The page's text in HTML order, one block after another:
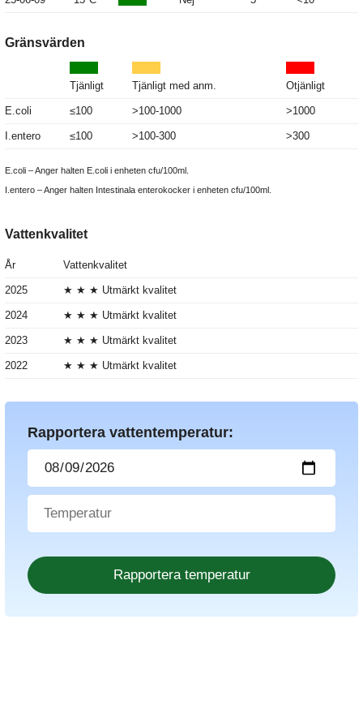
Gränsvärden
Tjänligt Tjänligt med anm. Otjänligt
E.coli ≤100 >100-1000 >1000
I.entero ≤100 >100-300 >300
E.coli – Anger halten E.coli i enheten cfu/100ml.
I.entero – Anger halten Intestinala enterokocker i enheten cfu/100ml.
Vattenkvalitet
År Vattenkvalitet
2025 ★ ★ ★ Utmärkt kvalitet
2024 ★ ★ ★ Utmärkt kvalitet
2023 ★ ★ ★ Utmärkt kvalitet
2022 ★ ★ ★ Utmärkt kvalitet
Rapportera vattentemperatur: